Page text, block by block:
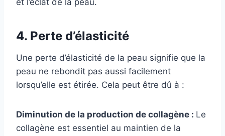
et l’éclat de la peau.
4. Perte d’élasticité
Une perte d’élasticité de la peau signifie que la
peau ne rebondit pas aussi facilement
lorsqu’elle est étirée. Cela peut être dû à :
Diminution de la production de collagène : Le
collagène est essentiel au maintien de la